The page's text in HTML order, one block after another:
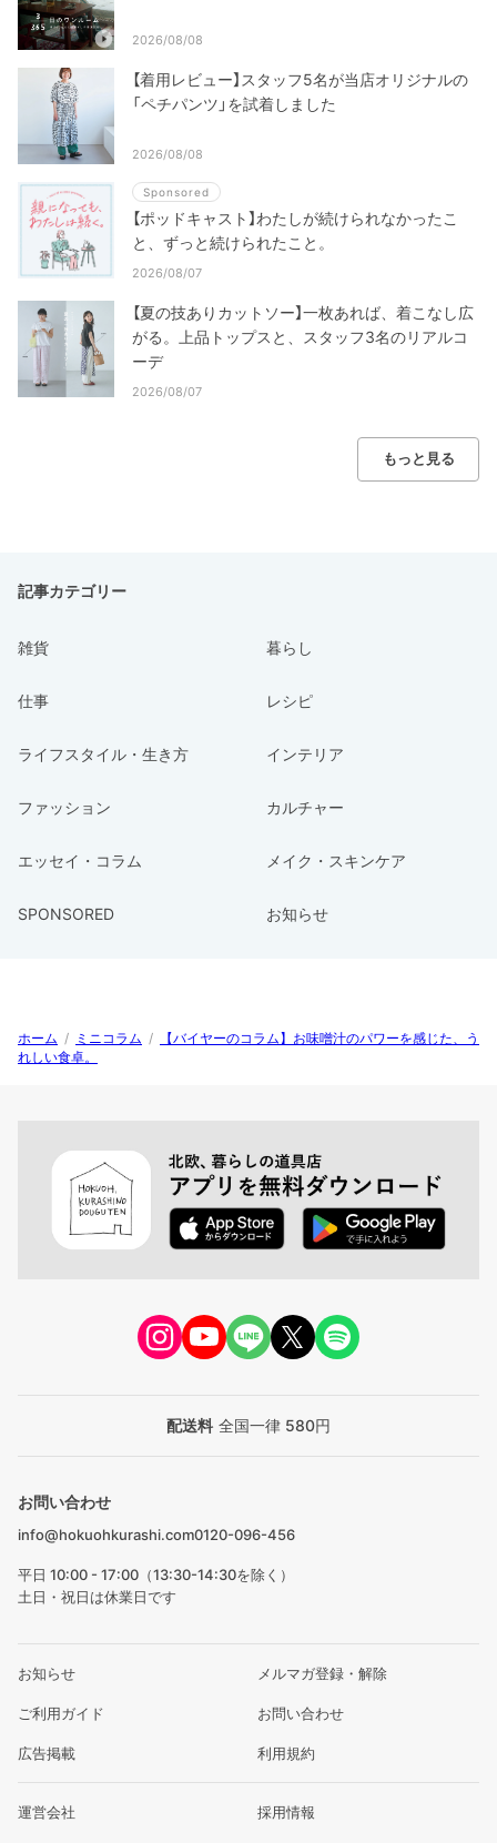
2026/08/08
【着用レビュー】スタッフ5名が当店オリジナルの
「ペチパンツ」を試着しました
2026/08/08
Sponsored
【ポッドキャスト】わたしが続けられなかったこ
と、ずっと続けられたこと。
2026/08/07
【夏の技ありカットソー】一枚あれば、着こなし広
がる。上品トップスと、スタッフ3名のリアルコ
ーデ
2026/08/07
もっと見る
記事カテゴリー
雑貨 暮らし
仕事 レシピ
ライフスタイル・生き方 インテリア
ファッション カルチャー
エッセイ・コラム メイク・スキンケア
SPONSORED お知らせ
ホーム / ミニコラム /
【バイヤーのコラム】お味噌汁のパワーを感じた、う
れしい食卓。
配送料 全国一律 580円
お問い合わせ
info@hokuohkurashi.com0120-096-456
平日 10:00 - 17:00（13:30-14:30を除く）
土日・祝日は休業日です
お知らせ メルマガ登録・解除
ご利用ガイド お問い合わせ
広告掲載 利用規約
運営会社 採用情報